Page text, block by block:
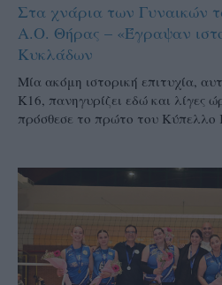
Στα χνάρια των Γυναικών
Α.Ο. Θήρας – «Έγραψαν
Κυκλάδων
Μία ακόμη ιστορική επιτυχία,
Κ16, πανηγυρίζει εδώ και λίγες
πρόσθεσε το πρώτο του